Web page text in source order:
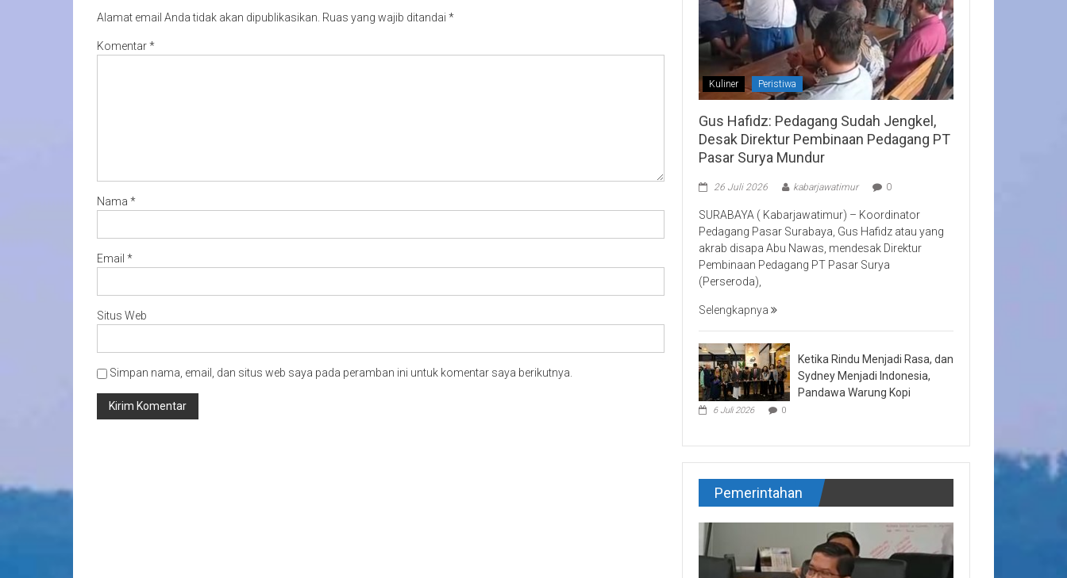
Alamat email Anda tidak akan dipublikasikan. Ruas yang wajib ditandai *
Komentar*
Nama *
Email *
Situs Web
Simpan nama, email, dan situs web saya pada peramban ini untuk komentar saya berikutnya.
Kuliner Peristiwa
Gus Hafidz: Pedagang Sudah Jengkel,
Desak Direktur Pembinaan Pedagang PT
Pasar Surya Mundur
26 Juli 2026 kabarjawatimur 0
SURABAYA ( Kabarjawatimur) – Koordinator
Pedagang Pasar Surabaya, Gus Hafidz atau yang
akrab disapa Abu Nawas, mendesak Direktur
Pembinaan Pedagang PT Pasar Surya
(Perseroda),
Selengkapnya
Ketika Rindu Menjadi Rasa, dan
Sydney Menjadi Indonesia,
Pandawa Warung Kopi
6 Juli 2026 0
Pemerintahan